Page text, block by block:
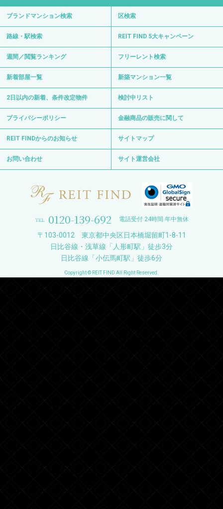
ブランドマンション検索 区検索
路線・駅検索 REIT FIND 5大キャンペーン
週間／閲覧ランキング フリーレント検索
新着部屋一覧 新築マンション一覧
2日以内の新着、条件改定物件 検討中リスト
プライバシーポリシー 金融商品の販売に関して
REIT FINDからのお知らせ サイトマップ
お問い合わせ サイト運営会社
0120-139-692 電話受付 24時間 年中無休
〒103-0012 東京都中央区日本橋堀留町1-8-11
日比谷線・浅草線「人形町駅」徒歩3分
日比谷線「小伝馬町駅」徒歩6分
Copyright © REIT FIND All Right Reserved.